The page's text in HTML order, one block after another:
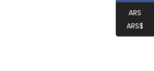
ARS
ARS$